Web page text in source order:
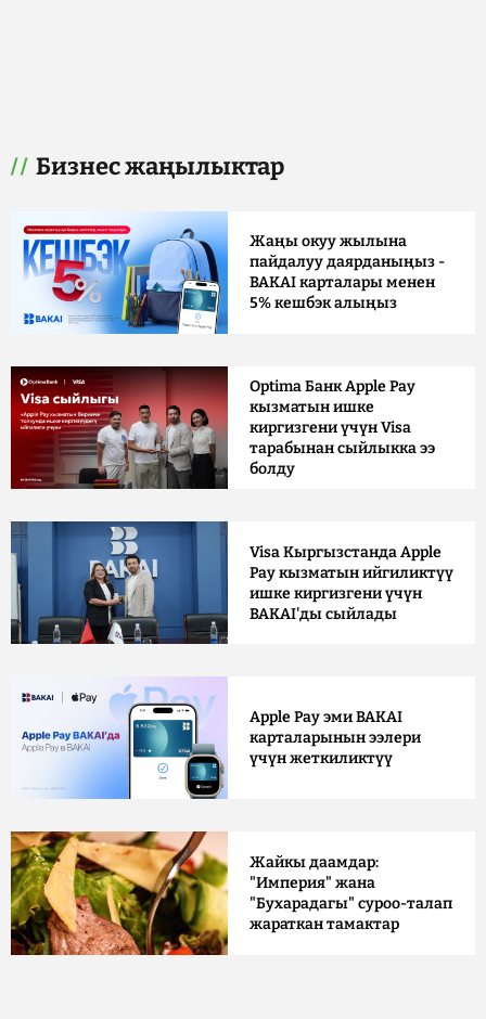
Бизнес жаңылыктар
Жаңы окуу жылына
пайдалуу даярданыңыз -
BAKAI карталары менен
5% кешбэк алыңыз
Optima Банк Apple Pay
кызматын ишке
киргизгени үчүн Visa
тарабынан сыйлыкка ээ
болду
Visa Кыргызстанда Apple
Pay кызматын ийгиликтүү
ишке киргизгени үчүн
BAKAI'ды сыйлады
Apple Pay эми BAKAI
карталарынын ээлери
үчүн жеткиликтүү
Жайкы даамдар:
"Империя" жана
"Бухарадагы" суроо-талап
жараткан тамактар